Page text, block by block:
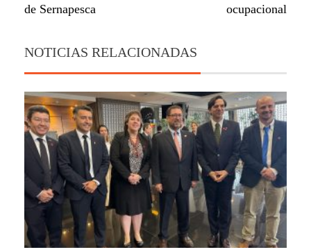
de Sernapesca
ocupacional
NOTICIAS RELACIONADAS